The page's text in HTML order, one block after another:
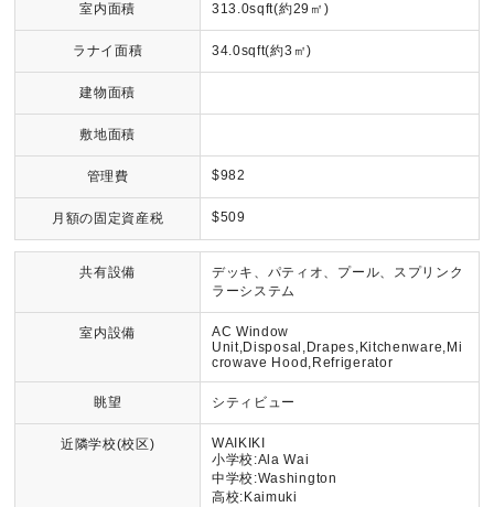
室内面積 313.0sqft(約29㎡)
ラナイ面積 34.0sqft(約3㎡)
建物面積
敷地面積
管理費 $982
月額の固定資産税 $509
共有設備
デッキ、パティオ、プール、スプリンク
ラーシステム
室内設備
AC Window
Unit,Disposal,Drapes,Kitchenware,Mi
crowave Hood,Refrigerator
眺望 シティビュー
近隣学校(校区)
WAIKIKI
小学校:Ala Wai
中学校:Washington
高校:Kaimuki